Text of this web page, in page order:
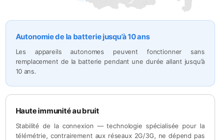
Autonomie de la batterie jusqu’à 10 ans
Les appareils autonomes peuvent fonctionner sans
remplacement de la batterie pendant une durée allant jusqu’à
10 ans.
Haute immunité au bruit
Stabilité de la connexion — technologie spécialisée pour la
télémétrie, contrairement aux réseaux 2G/3G, ne dépend pas